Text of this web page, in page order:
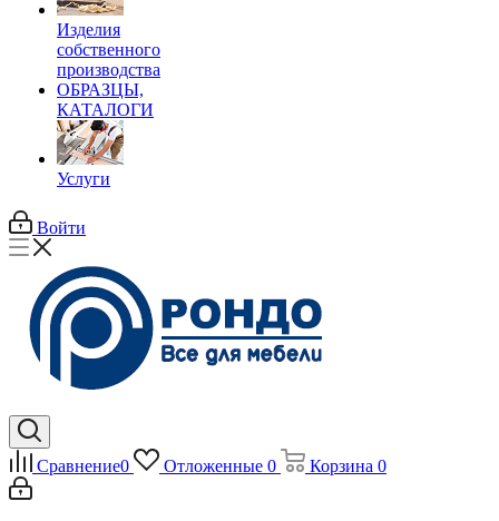
Изделия
собственного
производства
ОБРАЗЦЫ,
КАТАЛОГИ
Услуги
Войти
Сравнение0 Отложенные 0 Корзина 0